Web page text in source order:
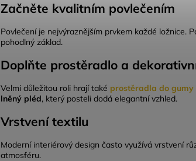
Začněte kvalitním povlečením
Povlečení je nejvýraznějším prvkem každé ložnice.
pohodlný základ.
Doplňte prostěradlo a
Velmi důležitou roli hrají také prostěradla do gumy
lněný pléd, který posteli dodá elegantní vzhled.
Vrstvení textilu
Moderní interiérový design často využívá vrstvení
atmosféru.